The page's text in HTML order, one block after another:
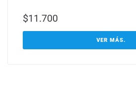
$11.700
VER MÁS.